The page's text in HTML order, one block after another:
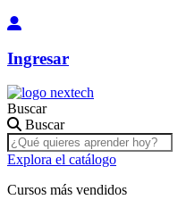
Ingresar
Buscar
Buscar
Explora el catálogo
Cursos más vendidos